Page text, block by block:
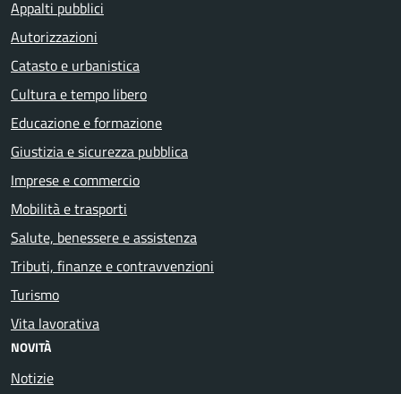
Appalti pubblici
Autorizzazioni
Catasto e urbanistica
Cultura e tempo libero
Educazione e formazione
Giustizia e sicurezza pubblica
Imprese e commercio
Mobilità e trasporti
Salute, benessere e assistenza
Tributi, finanze e contravvenzioni
Turismo
Vita lavorativa
NOVITÀ
Notizie